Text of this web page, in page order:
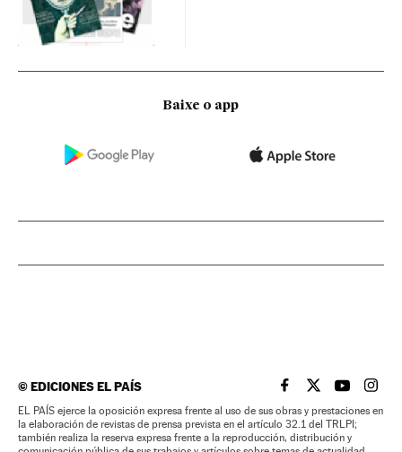
Baixe o app
©EDICIONES EL PAÍS EL PAÍS BRASIL EN
EL PAÍSEL PAÍS
EL
EL PAÍS ejerce la oposición expresa frente al uso de sus obras y prestaciones en
la elaboración de revistas de prensa prevista en el artículo 32.1 del TRLPI;
también realiza la reserva expresa frente a la reproducción, distribución y